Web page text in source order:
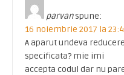
parvan spune:
16 noiembrie 2017 la
A aparut undeva
specificata? mie imi
accepta codul dar nu